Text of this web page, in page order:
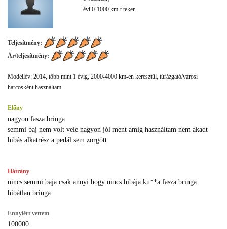
évi 0-1000 km-t teker
Teljesítmény:
Ár/teljesítmény:
Modellév: 2014, több mint 1 évig, 2000-4000 km-en keresztül, túrázgató/városi
harcosként használtam
Előny
nagyon fasza bringa
semmi baj nem volt vele nagyon jól ment amig használtam nem akadt
hibás alkatrész a pedál sem zörgött
Hátrány
nincs semmi baja csak annyi hogy nincs hibája ku**a fasza bringa
hibátlan bringa
Ennyiért vettem
100000